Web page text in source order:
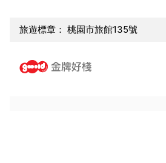
旅遊標章： 桃園市旅館135號